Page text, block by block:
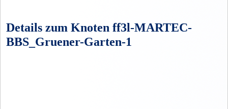
Details zum Knoten ff3l-MARTEC-
BBS_Gruener-Garten-1